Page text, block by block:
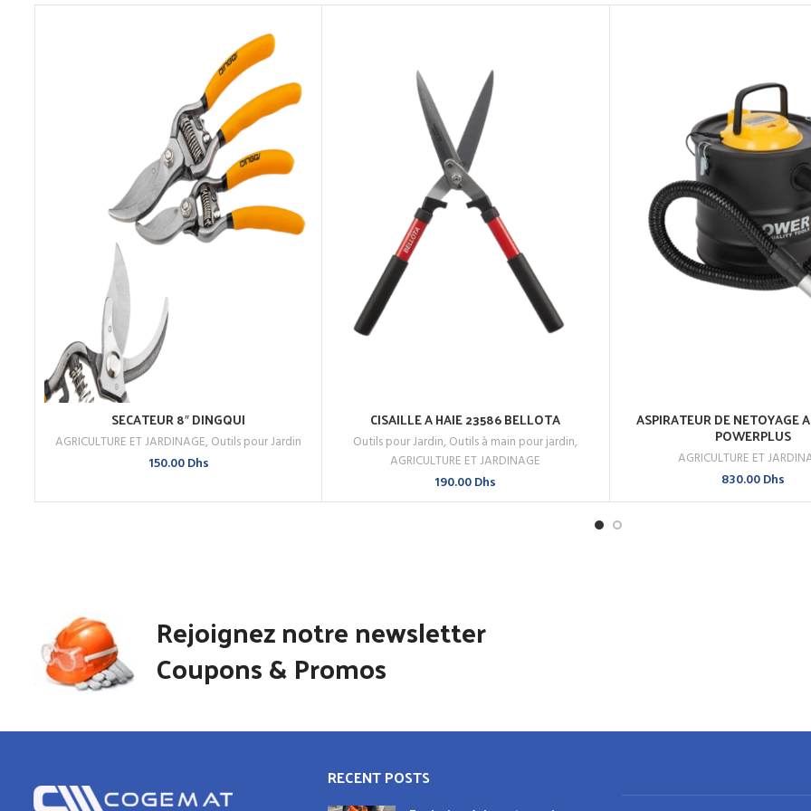
AJOUTER AU PANIER
ACHETEZ MAINTENANT
SECATEUR 8″ DINGQUI
AGRICULTURE ET JARDINAGE, Outils pour Jardin
150.00Dhs
AJOUTER AU PANIER
ACHETEZ MAINTENANT
CISAILLE A HAIE 23586 BELLOTA
Outils pour Jardin, Outils à main pour jardin,
AGRICULTURE ET JARDINAGE
190.00Dhs
AJOUTER AU PANIER
ACHETEZ MAINTENANT
ASPIRATEUR DE NETOYAGE
POWERPLUS
AGRICULTURE ET
830.00Dhs
Rejoignez notre newsletter
Coupons & Promos
RECENT POSTS